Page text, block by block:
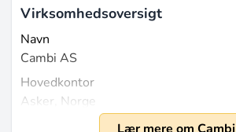
Virksomhedsoversigt
Navn
Cambi AS
Hovedkontor
Asker, Norge